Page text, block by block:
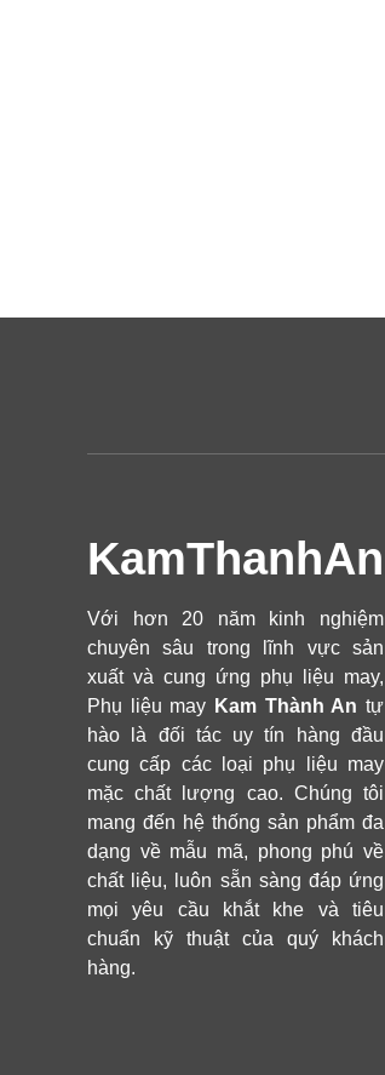
KamThanhAn
Với hơn 20 năm kinh nghiệm
chuyên sâu trong lĩnh vực sản
xuất và cung ứng phụ liệu may,
Phụ liệu may Kam Thành An tự
hào là đối tác uy tín hàng đầu
cung cấp các loại phụ liệu may
mặc chất lượng cao. Chúng tôi
mang đến hệ thống sản phẩm đa
dạng về mẫu mã, phong phú về
chất liệu, luôn sẵn sàng đáp ứng
mọi yêu cầu khắt khe và tiêu
chuẩn kỹ thuật của quý khách
hàng.